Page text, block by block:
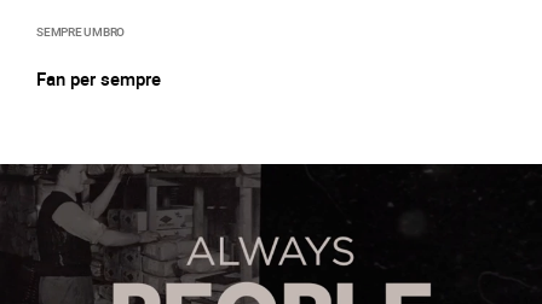
SEMPRE UMBRO
Fan per sempre